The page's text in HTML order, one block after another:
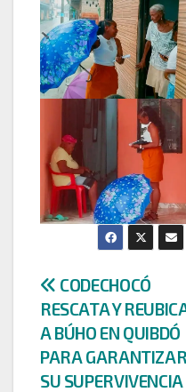
Navegación
de
entradas
CODECHOCÓ
RESCATA Y
A BÚHO EN QUIBDÓ
PARA GARANTIZAR
SU SUPERVIVENCIA